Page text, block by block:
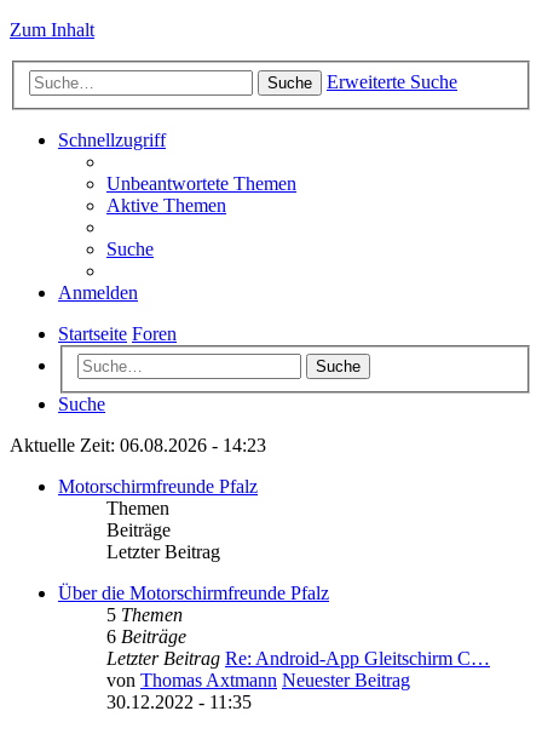
Zum Inhalt
Suche Erweiterte Suche
Schnellzugriff
Unbeantwortete Themen
Aktive Themen
Suche
Anmelden
Startseite Foren
Suche
Suche
Aktuelle Zeit: 06.08.2026 - 14:23
Motorschirmfreunde Pfalz
Themen
Beiträge
Letzter Beitrag
Über die Motorschirmfreunde Pfalz
5 Themen
6 Beiträge
Letzter Beitrag Re: Android-App Gleitschirm C…
von Thomas Axtmann Neuester Beitrag
30.12.2022 - 11:35